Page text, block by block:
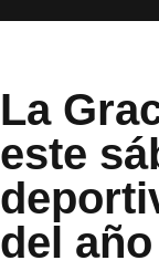
La
este
del año